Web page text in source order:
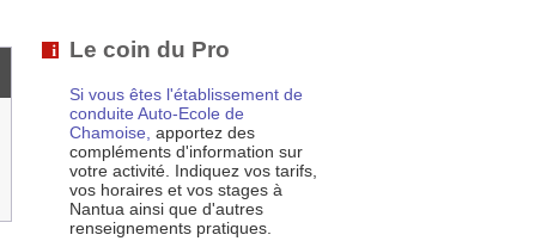
Le coin du Pro
Si vous êtes l'établissement de
conduite Auto-Ecole de
Chamoise, apportez des
compléments d'information sur
votre activité. Indiquez vos tarifs,
vos horaires et vos stages à
Nantua ainsi que d'autres
renseignements pratiques.